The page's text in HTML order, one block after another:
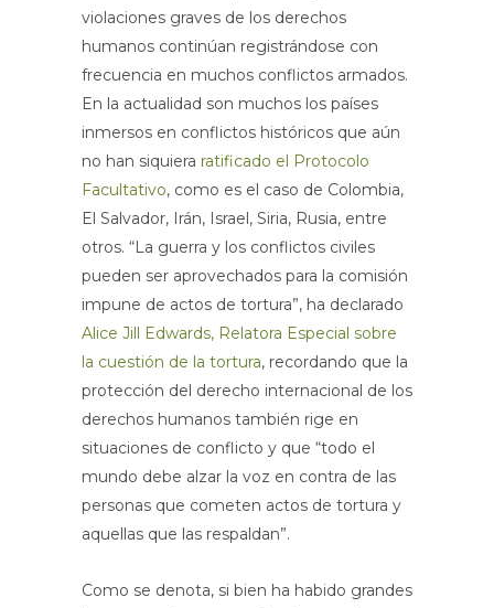
violaciones graves de los derechos
humanos continúan registrándose con
frecuencia en muchos conflictos armados.
En la actualidad son muchos los países
inmersos en conflictos históricos que aún
no han siquiera ratificado el Protocolo
Facultativo, como es el caso de Colombia,
El Salvador, Irán, Israel, Siria, Rusia, entre
otros. “La guerra y los conflictos civiles
pueden ser aprovechados para la comisión
impune de actos de tortura”, ha declarado
Alice Jill Edwards, Relatora Especial sobre
la cuestión de la tortura, recordando que la
protección del derecho internacional de los
derechos humanos también rige en
situaciones de conflicto y que “todo el
mundo debe alzar la voz en contra de las
personas que cometen actos de tortura y
aquellas que las respaldan”.
Como se denota, si bien ha habido grandes